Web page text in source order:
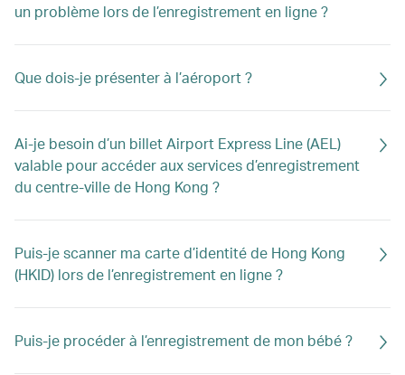
un problème lors de l’enregistrement en ligne ?
Que dois-je présenter à l’aéroport ?
Ai-je besoin d’un billet Airport Express Line (AEL)
valable pour accéder aux services d’enregistrement
du centre-ville de Hong Kong ?
Puis-je scanner ma carte d’identité de Hong Kong
(HKID) lors de l’enregistrement en ligne ?
Puis-je procéder à l’enregistrement de mon bébé ?